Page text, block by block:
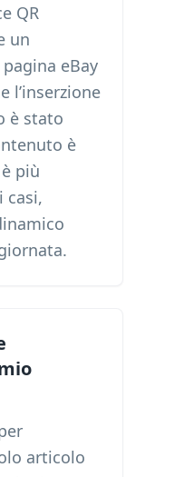
QR
un
eBay
l’inserzione
è stato
è
più
casi,
articolo